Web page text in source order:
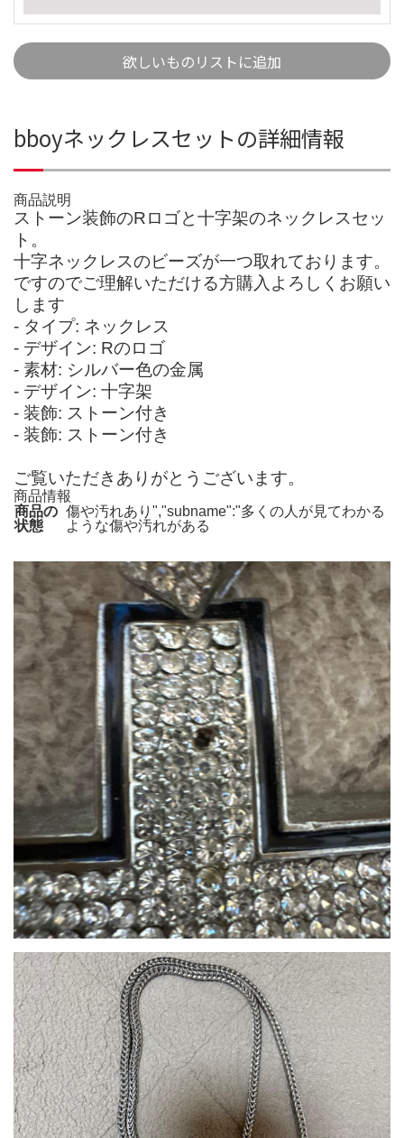
欲しいものリストに追加
bboyネックレスセットの詳細情報
商品説明
ストーン装飾のRロゴと十字架のネックレスセッ
ト。
十字ネックレスのビーズが一つ取れております。
ですのでご理解いただける方購入よろしくお願い
します
- タイプ: ネックレス
- デザイン: Rのロゴ
- 素材: シルバー色の金属
- デザイン: 十字架
- 装飾: ストーン付き
- 装飾: ストーン付き
ご覧いただきありがとうございます。
商品情報
商品の
状態
傷や汚れあり","subname":"多くの人が見てわかる
ような傷や汚れがある